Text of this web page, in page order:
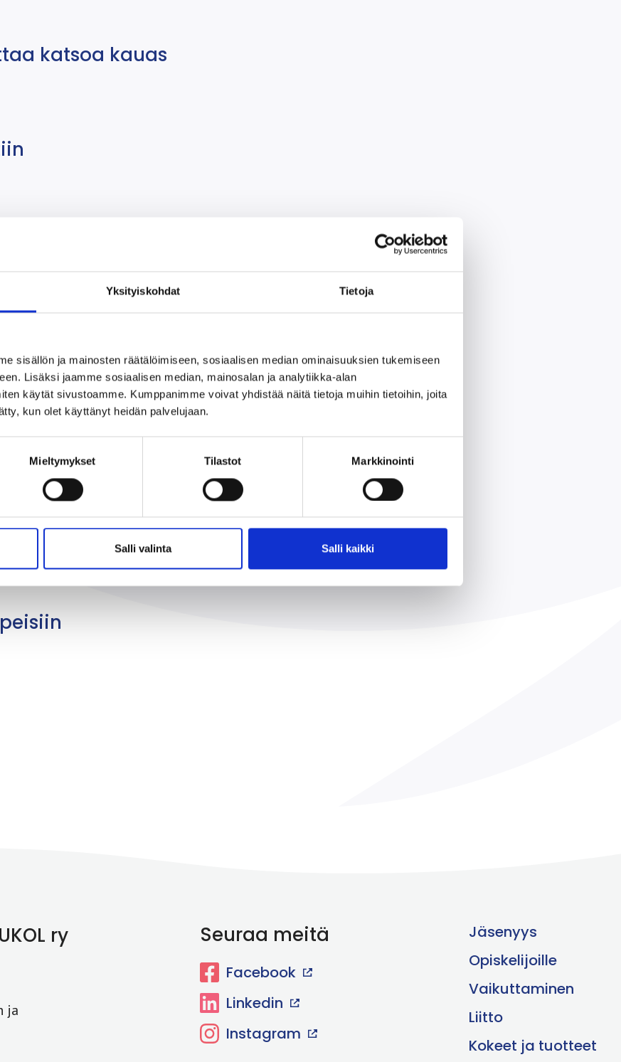
Yksityiskohdat Tietoja
sisällön ja mainosten räätälöimiseen, sosiaalisen median ominaisuuksien tukemiseen
Lisäksi jaamme sosiaalisen median, mainosalan ja analytiikka-alan
käytät sivustoamme. Kumppanimme voivat yhdistää näitä tietoja muihin tietoihin, joita
kun olet käyttänyt heidän palvelujaan.
Mieltymykset Tilastot Markkinointi
Salli valinta Salli kaikki
katsoa kauas
taso Suomessa
ja täydennyskoulutus vaarassa!
ry
ja
Seuraa meitä
Facebook
Linkedin
Instagram
Jäsenyys
Opiskelijoille
Vaikuttaminen
Liitto
Kokeet ja tuotteet